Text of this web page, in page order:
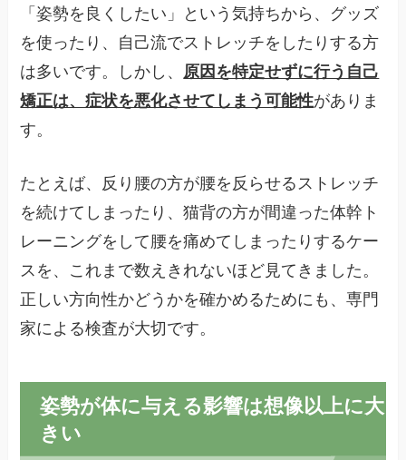
「姿勢を良くしたい」という気持ちから、グッズ
を使ったり、自己流でストレッチをしたりする方
は多いです。しかし、 原因を特定せずに行う自己
矯正は、症状を悪化させてしまう可能性がありま
す。
たとえば、反り腰の方が腰を反らせるストレッチ
を続けてしまったり、猫背の方が間違った体幹ト
レーニングをして腰を痛めてしまったりするケー
スを、これまで数えきれないほど見てきました。
正しい方向性かどうかを確かめるためにも、専門
家による検査が大切です。
姿勢が体に与える影響は想像以上に大
きい